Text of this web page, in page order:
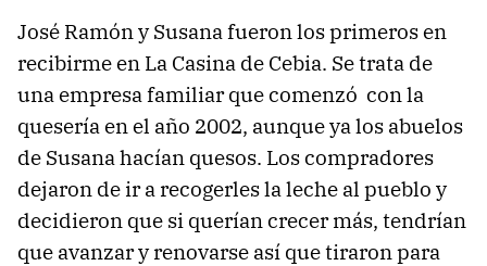
José Ramón y Susana fueron los primeros en
recibirme en La Casina de Cebia. Se trata de
una empresa familiar que comenzó con la
quesería en el año 2002, aunque ya los abuelos
de Susana hacían quesos. Los compradores
dejaron de ir a recogerles la leche al pueblo y
decidieron que si querían crecer más, tendrían
que avanzar y renovarse así que tiraron para